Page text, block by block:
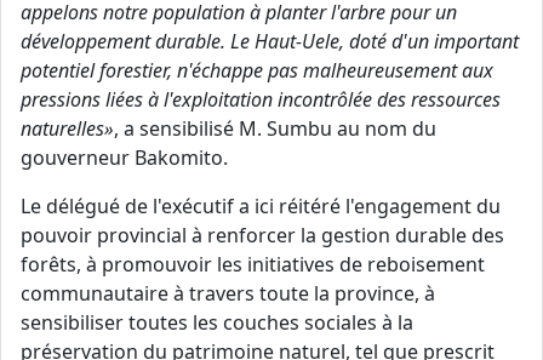
appelons notre population à planter l'arbre pour un
développement durable. Le Haut-Uele, doté d'un important
potentiel forestier, n'échappe pas malheureusement aux
pressions liées à l'exploitation incontrôlée des ressources
naturelles», a sensibilisé M. Sumbu au nom du
gouverneur Bakomito.
Le délégué de l'exécutif a ici réitéré l'engagement du
pouvoir provincial à renforcer la gestion durable des
forêts, à promouvoir les initiatives de reboisement
communautaire à travers toute la province, à
sensibiliser toutes les couches sociales à la
préservation du patrimoine naturel, tel que prescrit